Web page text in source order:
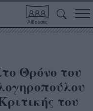
Αίθουσες
Θρόνο του
του